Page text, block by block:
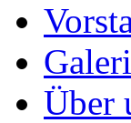
Über